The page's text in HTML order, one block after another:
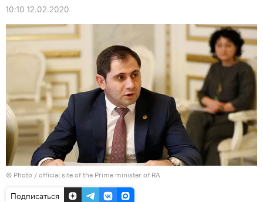
10:10 12.02.2020
© Photo / official site of the Prime minister of RA
Подписаться